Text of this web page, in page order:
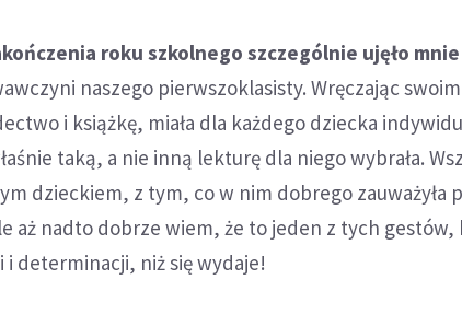
roku szkolnego szczególnie ujęło mnie
naszego pierwszoklasisty. Wręczając swoim
i książkę, miała dla każdego dziecka
taką, a nie inną lekturę dla niego wybrała.
dzieckiem, z tym, co w nim dobrego zauważyła
aż nadto dobrze wiem, że to jeden z tych gestów,
i determinacji, niż się wydaje!